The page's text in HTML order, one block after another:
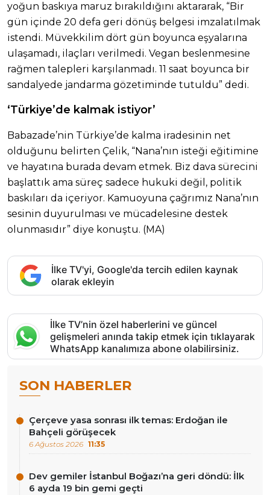
yoğun baskıya maruz bırakıldığını aktararak, “Bir
gün içinde 20 defa geri dönüş belgesi imzalatılmak
istendi. Müvekkilim dört gün boyunca eşyalarına
ulaşamadı, ilaçları verilmedi. Vegan beslenmesine
rağmen talepleri karşılanmadı. 11 saat boyunca bir
sandalyede jandarma gözetiminde tutuldu” dedi.
‘Türkiye’de kalmak istiyor’
Babazade’nin Türkiye’de kalma iradesinin net
olduğunu belirten Çelik, “Nana’nın isteği eğitimine
ve hayatına burada devam etmek. Biz dava sürecini
başlattık ama süreç sadece hukuki değil, politik
baskıları da içeriyor. Kamuoyuna çağrımız Nana’nın
sesinin duyurulması ve mücadelesine destek
olunmasıdır” diye konuştu. (MA)
İlke TV'yi, Google'da tercih edilen kaynak
olarak ekleyin
İlke TV’nin özel haberlerini ve güncel
gelişmeleri anında takip etmek için tıklayarak
WhatsApp kanalımıza abone olabilirsiniz.
SON HABERLER
Çerçeve yasa sonrası ilk temas: Erdoğan ile
Bahçeli görüşecek
6 Ağustos 2026 11:35
Dev gemiler İstanbul Boğazı’na geri döndü: İlk
6 ayda 19 bin gemi geçti